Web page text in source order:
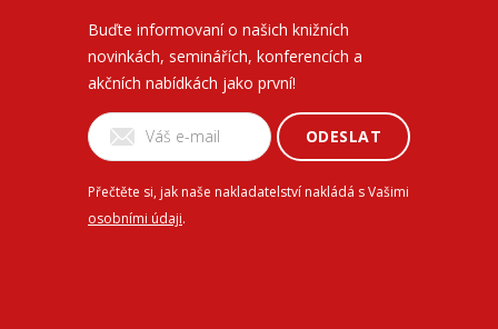
Buďte informovaní o našich knižních
novinkách, seminářích, konferencích a
akčních nabídkách jako první!
ODESLAT
Přečtěte si, jak naše nakladatelství nakládá s Vašimi
osobními údaji.